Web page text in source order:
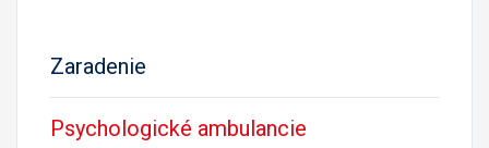
Zaradenie
Psychologické ambulancie